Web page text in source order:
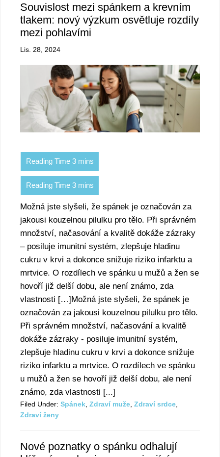
Souvislost mezi spánkem a krevním
tlakem: nový výzkum osvětluje rozdíly
mezi pohlavími
Lis. 28, 2024
Možná jste slyšeli, že spánek je označován za
jakousi kouzelnou pilulku pro tělo. Při správném
množství, načasování a kvalitě dokáže zázraky
– posiluje imunitní systém, zlepšuje hladinu
cukru v krvi a dokonce snižuje riziko infarktu a
mrtvice. O rozdílech ve spánku u mužů a žen se
hovoří již delší dobu, ale není známo, zda
vlastnosti […]Možná jste slyšeli, že spánek je
označován za jakousi kouzelnou pilulku pro tělo.
Při správném množství, načasování a kvalitě
dokáže zázraky - posiluje imunitní systém,
zlepšuje hladinu cukru v krvi a dokonce snižuje
riziko infarktu a mrtvice. O rozdílech ve spánku
u mužů a žen se hovoří již delší dobu, ale není
známo, zda vlastnosti [...]
Filed Under: Spánek Zdraví muže Zdraví srdce
Zdraví ženy
Nové poznatky o spánku odhalují